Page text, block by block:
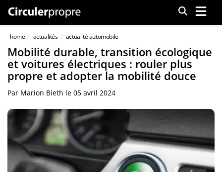
Menu
home actualités actualité automobile
Mobilité durable, transition écologique
et voitures électriques : rouler plus
propre et adopter la mobilité douce
Par Marion Bieth le 05 avril 2024